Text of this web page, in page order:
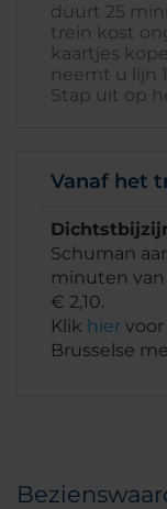
duurt 25
trein kost
kaartjes
neemt u lijn
Stap uit op
Vanaf het
Schuman
minuten
€ 2,10.
Klik hier
Brusselse